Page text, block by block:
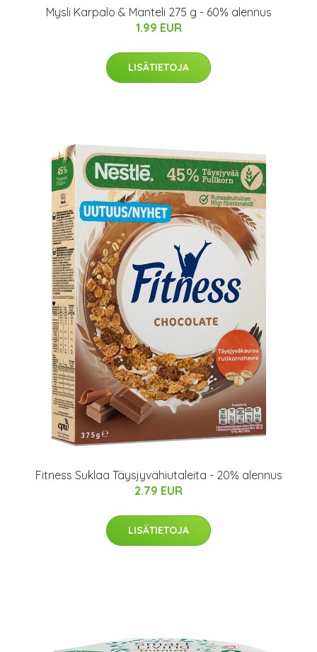
Mysli Karpalo & Manteli 275 g - 60% alennus
1.99 EUR
LISÄTIETOJA
Fitness Suklaa Täysjyvähiutaleita - 20% alennus
2.79 EUR
LISÄTIETOJA